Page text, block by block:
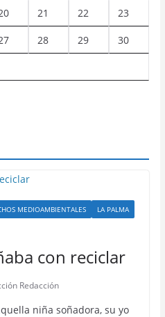
21 22 23
28 29 30
MEDIOAMBIENTALES
LA PALMA
con reciclar
Redacción
niña soñadora, su yo